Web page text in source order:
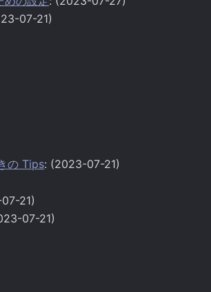
07-21)
の Tips: (2023-07-21)
21)
07-21)